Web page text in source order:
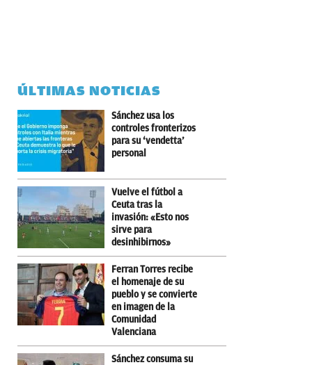
ÚLTIMAS NOTICIAS
Sánchez usa los
controles fronterizos
para su ‘vendetta’
personal
Vuelve el fútbol a
Ceuta tras la
invasión: «Esto nos
sirve para
desinhibirnos»
Ferran Torres recibe
el homenaje de su
pueblo y se convierte
en imagen de la
Comunidad
Valenciana
Sánchez consuma su